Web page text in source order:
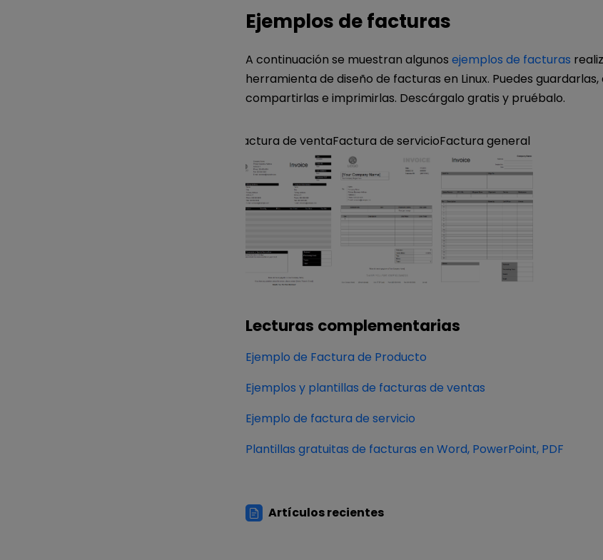
Ejemplos de facturas
A continuación se muestran algunos ejemplos de facturas
herramienta de diseño de facturas en Linux. Puedes guardarlas,
compartirlas e imprimirlas. Descárgalo gratis y pruébalo.
Factura de ventaFactura de servicioFactura general
Lecturas complementarias
Ejemplo de Factura de Producto
Ejemplos y plantillas de facturas de ventas
Ejemplo de factura de servicio
Plantillas gratuitas de facturas en Word, PowerPoint, PDF
Artículos recientes